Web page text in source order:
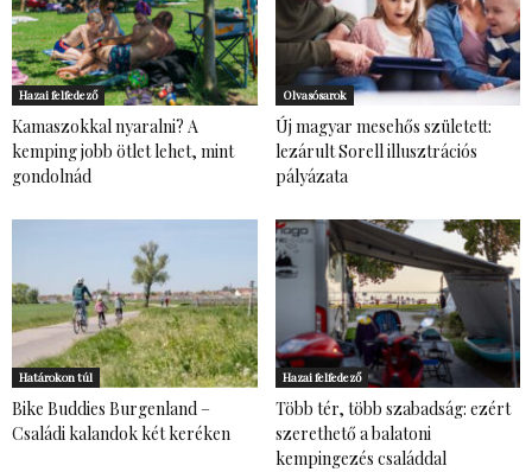
Hazai felfedező
Kamaszokkal nyaralni? A
kemping jobb ötlet lehet, mint
gondolnád
Olvasósarok
Új magyar mesehős született:
lezárult Sorell illusztrációs
pályázata
Határokon túl
Bike Buddies Burgenland –
Családi kalandok két keréken
Hazai felfedező
Több tér, több szabadság: ezért
szerethető a balatoni
kempingezés családdal